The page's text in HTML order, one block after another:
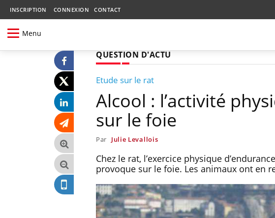
INSCRIPTION CONNEXION CONTACT
Menu
QUESTION D'ACTU
Etude sur le rat
Alcool : l’activité
sur le foie
Par Julie Levallois
Chez le rat, l’exercice physique
provoque sur le foie. Les animaux ont en